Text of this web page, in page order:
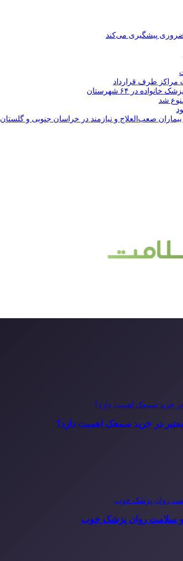
پیشگیری می‌کند
مراکز طرف قرارداد
شد
صعب‌العلاج و نیازمند در خراسان جنوبی و گلستان
در خرید سمعک اهمیت دارد؟
و سلامت روان پزشک خوب